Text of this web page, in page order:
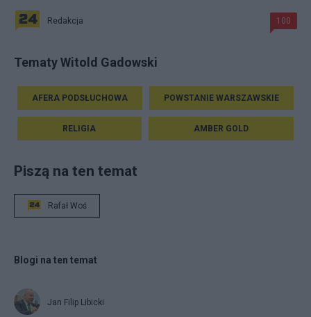
Redakcja 100
Tematy Witold Gadowski
AFERA PODSŁUCHOWA POWSTANIE WARSZAWSKIE
RELIGIA AMBER GOLD
Piszą na ten temat
Rafał Woś
Blogi na ten temat
Jan Filip Libicki